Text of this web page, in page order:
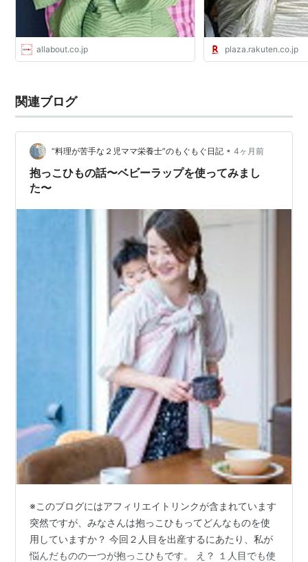
allabout.co.jp plaza.rakuten.co.jp
関連ブログ
“料理が苦手な２児ママ栄養士”のもぐもぐ日記 • 4ヶ月前
抱っこひもの話〜ベビーラップを使ってみまし
た〜
※このブログにはアフィリエイトリンクが含まれています
突然ですが、みなさんは抱っこひもってどんなものを使
用していますか？ 今回２人目を出産するにあたり、私が
悩んだものの一つが抱っこひもです。 え？ １人目でも使